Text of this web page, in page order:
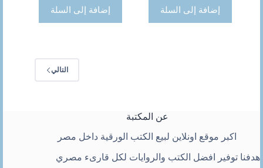
إضافة إلى السلة إضافة إلى السلة
التالي
عن المكتبة
اكبر موقع اونلاين لبيع الكتب الورقية داخل مصر
هدفنا توفير افضل الكتب والروايات لكل قارىء مصري